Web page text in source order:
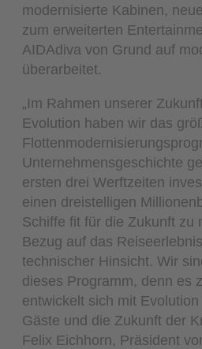
modernisierte Kabinen,
zum erweiterten
AIDAdiva von Grund auf
überarbeitet.
„Im Rahmen unserer
Evolution haben wir das
Unternehmensgeschichte
ersten drei Werftzeiten
einen dreistelligen
Schiffe fit für die Zukunft zu
Bezug auf das
technischer Hinsicht. Wir
dieses Programm, denn es
entwickelt sich mit
Gäste und die Zukunft der
Felix Eichhorn, Präsident